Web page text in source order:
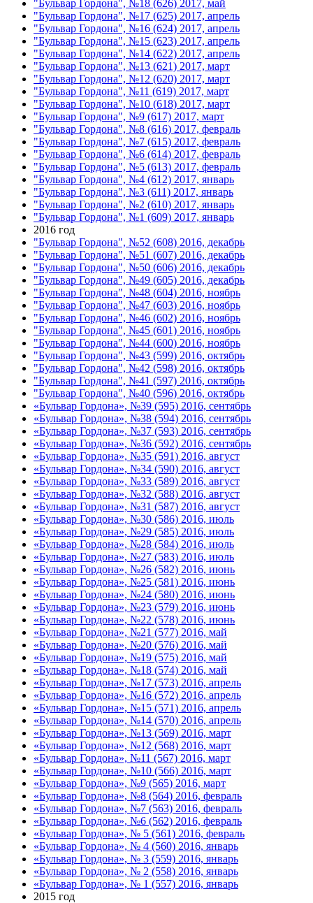
"Бульвар Гордона", №18 (626) 2017, май
"Бульвар Гордона", №17 (625) 2017, апрель
"Бульвар Гордона", №16 (624) 2017, апрель
"Бульвар Гордона", №15 (623) 2017, апрель
"Бульвар Гордона", №14 (622) 2017, апрель
"Бульвар Гордона", №13 (621) 2017, март
"Бульвар Гордона", №12 (620) 2017, март
"Бульвар Гордона", №11 (619) 2017, март
"Бульвар Гордона", №10 (618) 2017, март
"Бульвар Гордона", №9 (617) 2017, март
"Бульвар Гордона", №8 (616) 2017, февраль
"Бульвар Гордона", №7 (615) 2017, февраль
"Бульвар Гордона", №6 (614) 2017, февраль
"Бульвар Гордона", №5 (613) 2017, февраль
"Бульвар Гордона", №4 (612) 2017, январь
"Бульвар Гордона", №3 (611) 2017, январь
"Бульвар Гордона", №2 (610) 2017, январь
"Бульвар Гордона", №1 (609) 2017, январь
2016 год
"Бульвар Гордона", №52 (608) 2016, декабрь
"Бульвар Гордона", №51 (607) 2016, декабрь
"Бульвар Гордона", №50 (606) 2016, декабрь
"Бульвар Гордона", №49 (605) 2016, декабрь
"Бульвар Гордона", №48 (604) 2016, ноябрь
"Бульвар Гордона", №47 (603) 2016, ноябрь
"Бульвар Гордона", №46 (602) 2016, ноябрь
"Бульвар Гордона", №45 (601) 2016, ноябрь
"Бульвар Гордона", №44 (600) 2016, ноябрь
"Бульвар Гордона", №43 (599) 2016, октябрь
"Бульвар Гордона", №42 (598) 2016, октябрь
"Бульвар Гордона", №41 (597) 2016, октябрь
"Бульвар Гордона", №40 (596) 2016, октябрь
«Бульвар Гордона», №39 (595) 2016, сентябрь
«Бульвар Гордона», №38 (594) 2016, сентябрь
«Бульвар Гордона», №37 (593) 2016, сентябрь
«Бульвар Гордона», №36 (592) 2016, сентябрь
«Бульвар Гордона», №35 (591) 2016, август
«Бульвар Гордона», №34 (590) 2016, август
«Бульвар Гордона», №33 (589) 2016, август
«Бульвар Гордона», №32 (588) 2016, август
«Бульвар Гордона», №31 (587) 2016, август
«Бульвар Гордона», №30 (586) 2016, июль
«Бульвар Гордона», №29 (585) 2016, июль
«Бульвар Гордона», №28 (584) 2016, июль
«Бульвар Гордона», №27 (583) 2016, июль
«Бульвар Гордона», №26 (582) 2016, июнь
«Бульвар Гордона», №25 (581) 2016, июнь
«Бульвар Гордона», №24 (580) 2016, июнь
«Бульвар Гордона», №23 (579) 2016, июнь
«Бульвар Гордона», №22 (578) 2016, июнь
«Бульвар Гордона», №21 (577) 2016, май
«Бульвар Гордона», №20 (576) 2016, май
«Бульвар Гордона», №19 (575) 2016, май
«Бульвар Гордона», №18 (574) 2016, май
«Бульвар Гордона», №17 (573) 2016, апрель
«Бульвар Гордона», №16 (572) 2016, апрель
«Бульвар Гордона», №15 (571) 2016, апрель
«Бульвар Гордона», №14 (570) 2016, апрель
«Бульвар Гордона», №13 (569) 2016, март
«Бульвар Гордона», №12 (568) 2016, март
«Бульвар Гордона», №11 (567) 2016, март
«Бульвар Гордона», №10 (566) 2016, март
«Бульвар Гордона», №9 (565) 2016, март
«Бульвар Гордона», №8 (564) 2016, февраль
«Бульвар Гордона», №7 (563) 2016, февраль
«Бульвар Гордона», №6 (562) 2016, февраль
«Бульвар Гордона», № 5 (561) 2016, февраль
«Бульвар Гордона», № 4 (560) 2016, январь
«Бульвар Гордона», № 3 (559) 2016, январь
«Бульвар Гордона», № 2 (558) 2016, январь
«Бульвар Гордона», № 1 (557) 2016, январь
2015 год